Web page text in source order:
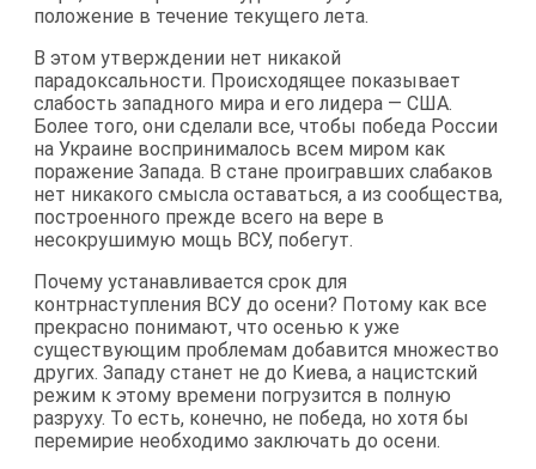
положение в течение текущего лета.
В этом утверждении нет никакой
парадоксальности. Происходящее показывает
слабость западного мира и его лидера — США.
Более того, они сделали все, чтобы победа России
на Украине воспринималось всем миром как
поражение Запада. В стане проигравших слабаков
нет никакого смысла оставаться, а из сообщества,
построенного прежде всего на вере в
несокрушимую мощь ВСУ, побегут.
Почему устанавливается срок для
контрнаступления ВСУ до осени? Потому как все
прекрасно понимают, что осенью к уже
существующим проблемам добавится множество
других. Западу станет не до Киева, а нацистский
режим к этому времени погрузится в полную
разруху. То есть, конечно, не победа, но хотя бы
перемирие необходимо заключать до осени.